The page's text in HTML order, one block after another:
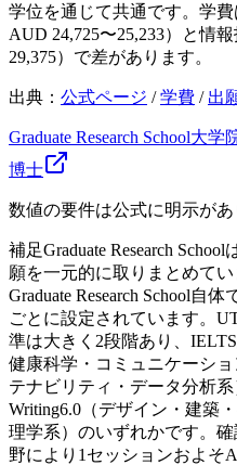
学位を通じて共通です。学
AUD 24,725〜25,233）と情
29,375）で差があります。
出典： 公式ページ /学費 / 出
Graduate Research School大学
博士
数値の要件は公式に明示があ
補足Graduate Research School
願を一元的に取りまとめて
Graduate Research School自
ごとに設定されています。
準は大きく2段階あり、
健康科学・コミュニケーシ
テナビリティ・データ分析系
Writing6.0（デザイン・建築
理学系）のいずれかです。
野により1セッションおよそ